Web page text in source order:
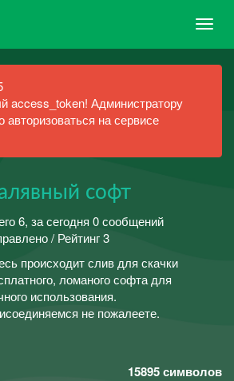
access_token! Администратору
на сервисе
софт
6, за сегодня 0 сообщений
/ Рейтинг 3
происходит слив для скачки
ломаного софта для
использования.
не пожалеете.
15895символов